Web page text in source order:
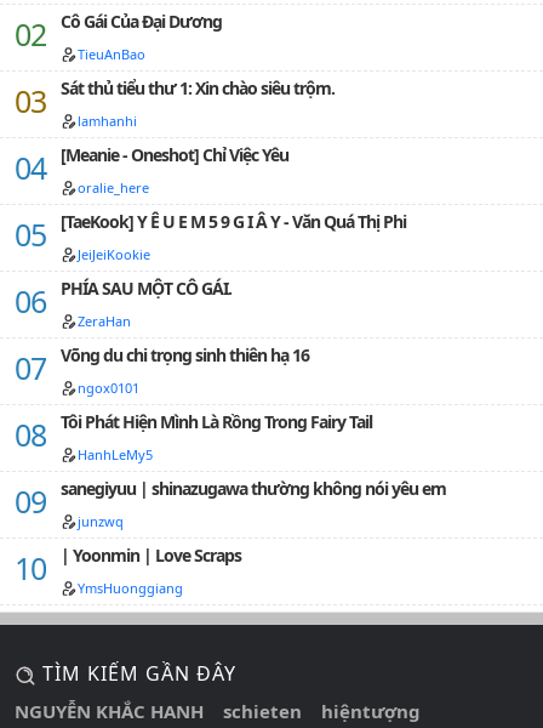
54
55
57
58
59
60
61
62
63
65
66
68
69
70
Cô Gái Của Đại Dương
TieuAnBao
Sát thủ tiểu thư 1: Xin chào siêu trộm.
lamhanhi
[Meanie - Oneshot] Chỉ Việc Yêu
oralie_here
[TaeKook] Y Ê U E M 5 9 G I Â Y - Văn Quá Thị Phi
JeiJeiKookie
PHÍA SAU MỘT CÔ GÁI.
ZeraHan
Võng du chi trọng sinh thiên hạ 16
ngox0101
Tôi Phát Hiện Mình Là Rồng Trong Fairy Tail
HanhLeMy5
sanegiyuu | shinazugawa thường không nói yêu em
junzwq
| Yoonmin | Love Scraps
YmsHuonggiang
TÌM KIẾM GẦN ĐÂY
NGUYỄN KHẮC HANH schieten
hiệntượng